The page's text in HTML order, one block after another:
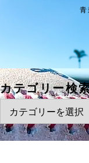
カテゴリー検